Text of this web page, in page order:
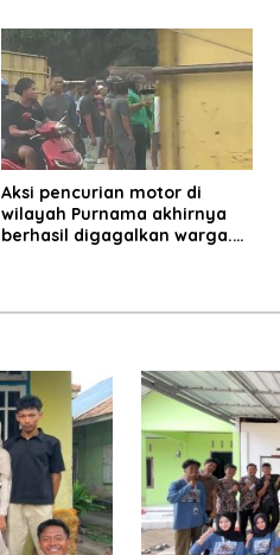
Aksi pencurian motor di
wilayah Purnama akhirnya
berhasil digagalkan warga.